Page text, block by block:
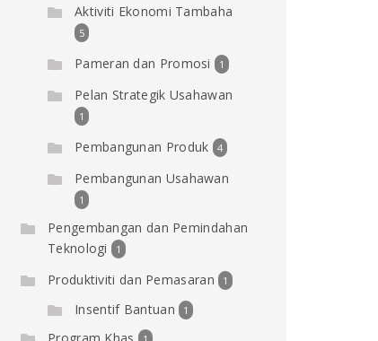
Aktiviti Ekonomi Tambaha
5
Pameran dan Promosi 1
Pelan Strategik Usahawan
1
Pembangunan Produk 4
Pembangunan Usahawan
1
Pengembangan dan Pemindahan
Teknologi
1
Produktiviti dan Pemasaran 1
Insentif Bantuan 1